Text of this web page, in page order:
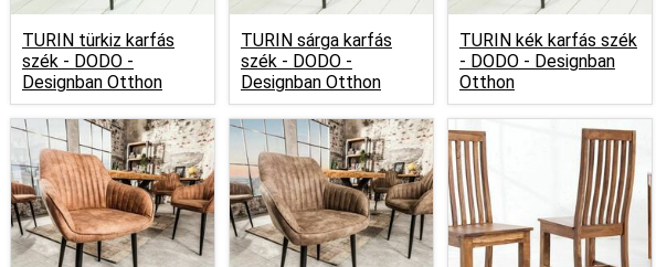
TURIN türkiz karfás
szék - DODO -
Designban Otthon
TURIN sárga karfás
szék - DODO -
Designban Otthon
TURIN kék karfás szék
- DODO - Designban
Otthon